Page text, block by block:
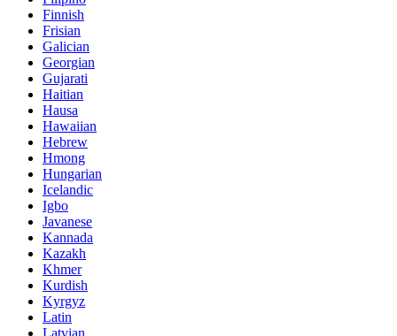
Finnish
Frisian
Galician
Georgian
Gujarati
Haitian
Hausa
Hawaiian
Hebrew
Hmong
Hungarian
Icelandic
Igbo
Javanese
Kannada
Kazakh
Khmer
Kurdish
Kyrgyz
Latin